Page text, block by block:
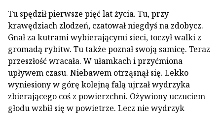
Tu spędził pierwsze pięć lat życia. Tu, przy
krawędziach zlodzeń, czatował niegdyś na zdobycz.
Gnał za kutrami wybierającymi sieci, toczył walki z
gromadą rybitw. Tu także poznał swoją samicę. Teraz
przeszłość wracała. W ułamkach i przyćmiona
upływem czasu. Niebawem otrząsnął się. Lekko
wyniesiony w górę kolejną falą ujrzał wydrzyka
zbierającego coś z powierzchni. Ożywiony uczuciem
głodu wzbił się w powietrze. Lecz nie wydrzyk